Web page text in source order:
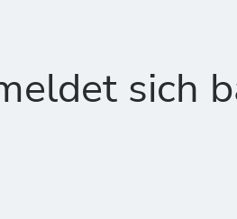
sich